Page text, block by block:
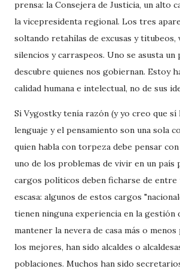
prensa: la Consejera de Justicia, un alto
la vicepresidenta regional. Los tres
soltando retahílas de excusas y titubeos,
silencios y carraspeos. Uno se asusta un
descubre quienes nos gobiernan. Estoy
calidad humana e intelectual, no de sus
Si Vygostky tenía razón (y yo creo que sí
lenguaje y el pensamiento son una sola
quien habla con torpeza debe pensar
uno de los problemas de vivir en un país
cargos políticos deben ficharse de entre
escasa: algunos de estos cargos
tienen ninguna experiencia en la gestión
mantener la nevera de casa más o
los mejores, han sido alcaldes o
poblaciones. Muchos han sido